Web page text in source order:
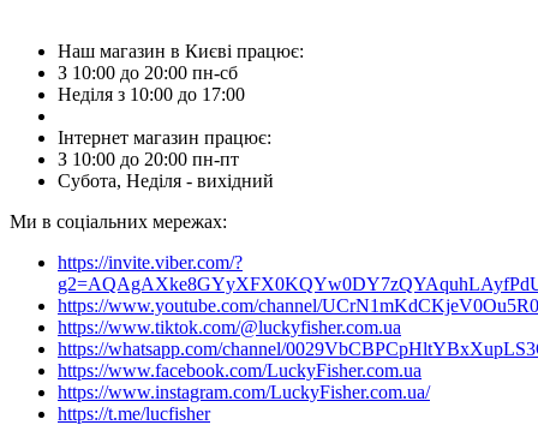
Наш магазин в Києві працює:
З 10:00 до 20:00 пн-сб
Неділя з 10:00 до 17:00
Інтернет магазин працює:
З 10:00 до 20:00 пн-пт
Субота, Неділя - вихідний
Ми в соціальних мережах:
https://invite.viber.com/?
https://www.youtube.com/channel/
https://www.tiktok.com/@luckyfisher.com.ua
https://whatsapp.com/channel/
https://www.facebook.com/LuckyFisher.com.ua
https://www.instagram.com/LuckyFisher.com.ua/
https://t.me/lucfisher